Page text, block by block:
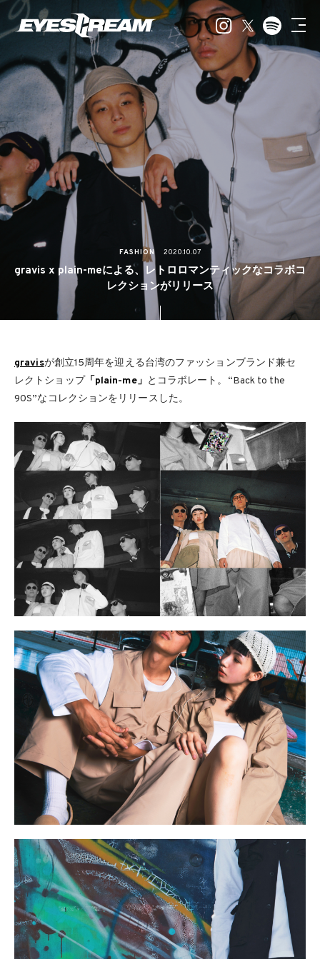
FASHION 2020.10.07
gravis x plain-meによる、レトロロマンティックなコラボコ
レクションがリリース
gravisが創立15周年を迎える台湾のファッションブランド兼セ
レクトショップ「plain-me」 とコラボレート。“Back to the
90S”なコレクションをリリースした。